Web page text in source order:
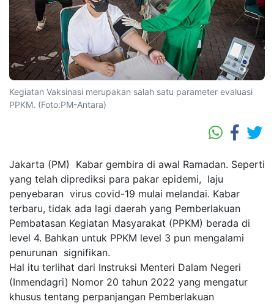
Kegiatan Vaksinasi merupakan salah satu parameter evaluasi
PPKM. (Foto:PM-Antara)
Jakarta (PM) Kabar gembira di awal Ramadan. Seperti
yang telah diprediksi para pakar epidemi, laju
penyebaran virus covid-19 mulai melandai. Kabar
terbaru, tidak ada lagi daerah yang Pemberlakuan
Pembatasan Kegiatan Masyarakat (PPKM) berada di
level 4. Bahkan untuk PPKM level 3 pun mengalami
penurunan signifikan.
Hal itu terlihat dari Instruksi Menteri Dalam Negeri
(Inmendagri) Nomor 20 tahun 2022 yang mengatur
khusus tentang perpanjangan Pemberlakuan